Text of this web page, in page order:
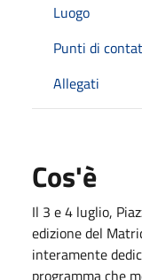
Luogo
Punti di
Allegati
Cos'è
Il 3 e 4 luglio,
edizione del
interamente
programma che